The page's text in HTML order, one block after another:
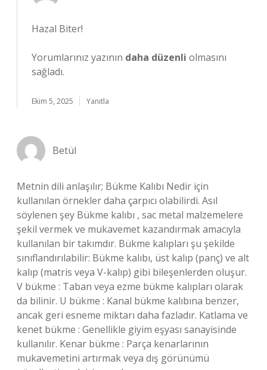
Hazal Biter!
Yorumlarınız yazının daha düzenli olmasını
sağladı.
Ekim 5, 2025 Yanıtla
Betül
Metnin dili anlaşılır; Bükme Kalıbı Nedir için
kullanılan örnekler daha çarpıcı olabilirdi. Asıl
söylenen şey Bükme kalıbı , sac metal malzemelere
şekil vermek ve mukavemet kazandırmak amacıyla
kullanılan bir takımdır. Bükme kalıpları şu şekilde
sınıflandırılabilir: Bükme kalıbı, üst kalıp (panç) ve alt
kalıp (matris veya V-kalıp) gibi bileşenlerden oluşur.
V bükme : Taban veya ezme bükme kalıpları olarak
da bilinir. U bükme : Kanal bükme kalıbına benzer,
ancak geri esneme miktarı daha fazladır. Katlama ve
kenet bükme : Genellikle giyim eşyası sanayisinde
kullanılır. Kenar bükme : Parça kenarlarının
mukavemetini artırmak veya dış görünümü